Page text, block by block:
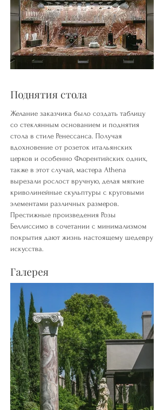
Поднятия стола
Желание заказчика было создать таблицу
со стеклянным основанием и поднятия
стола в стиле Ренессанса. Получая
вдохновение от розеток итальянских
церков и особенно Флорентийских одних,
также в этот случай, мастера Athena
вырезали рослост вручную, делая мягкие
криволинейные скульптуры с круговыми
элементами различных размеров.
Престижные произведения Розы
Беллиссимо в сочетании с минимализмом
покрытия дают жизнь настоящему шедевру
искусства.
Галерея